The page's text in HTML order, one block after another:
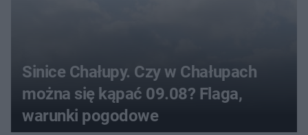
Sinice Chałupy. Czy w Chałupach
można się kąpać 09.08? Flaga,
warunki pogodowe